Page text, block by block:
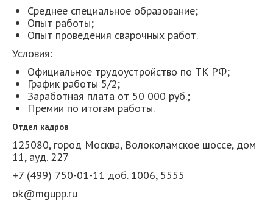
Среднее специальное образование;
Опыт работы;
Опыт проведения сварочных работ.
Условия:
Официальное трудоустройство по ТК РФ;
График работы 5/2;
Заработная плата от 50 000 руб.;
Премии по итогам работы.
Отдел кадров
125080, город Москва, Волоколамское шоссе, дом
11, ауд. 227
+7 (499) 750-01-11 доб. 1006, 5555
ok@mgupp.ru